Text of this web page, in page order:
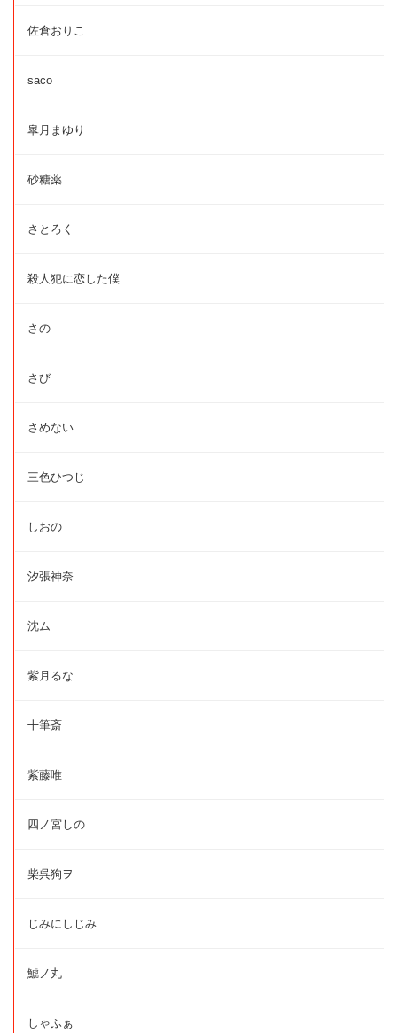
佐倉おりこ
saco
皐月まゆり
砂糖薬
さとろく
殺人犯に恋した僕
さの
さび
さめない
三色ひつじ
しおの
汐張神奈
沈ム
紫月るな
十筆斎
紫藤唯
四ノ宮しの
柴呉狗ヲ
じみにしじみ
鯱ノ丸
しゃふぁ